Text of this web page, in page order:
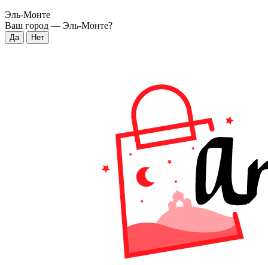
Эль-Монте
Ваш город — Эль-Монте?